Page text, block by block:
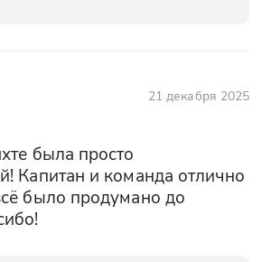
21 декабря 2025
была просто
Капитан и команда отлично
было продумано до